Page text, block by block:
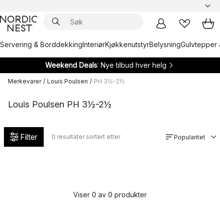
Servering & BorddekkingInteriørKjøkkenutstyrBelysningGulvtepper
Weekend Deals: Nye tilbud hver helg
Merkevarer / Louis Poulsen / PH 3½-2½
Louis Poulsen PH 3½-2½
Filter 0 resultater sortert etter Popularitet
Viser 0 av 0 produkter